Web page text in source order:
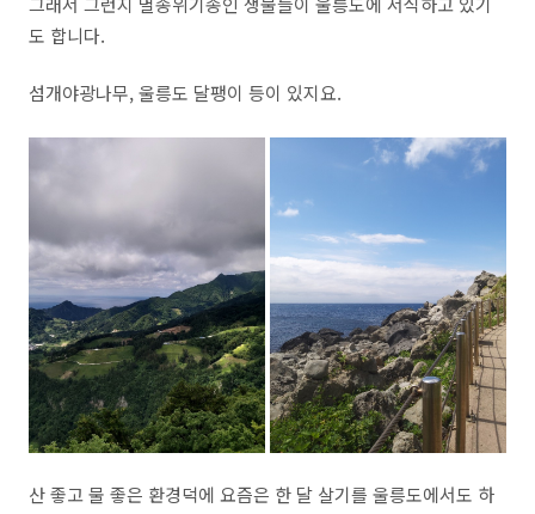
도 합니다.
섬개야광나무, 울릉도 달팽이 등이 있지요.
산 좋고 물 좋은 환경덕에 요즘은 한 달 살기를 울릉도에서도 하